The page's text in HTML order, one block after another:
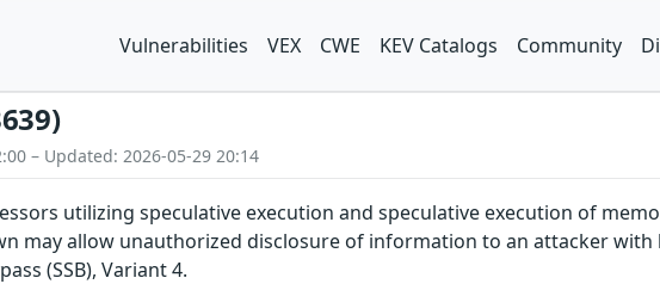
Vulnerabilities VEX CWE KEV Catalogs Community
– Updated: 2026-05-29 20:14
utilizing speculative execution and speculative execution of
may allow unauthorized disclosure of information to an attacker with
(SSB), Variant 4.